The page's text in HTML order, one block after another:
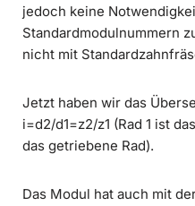
jedoch keine
Standardmodulnummern
nicht mit
Jetzt haben wir das
i=d2/d1=z2/z1 (Rad 1 ist
das getriebene Rad).
Das Modul hat auch mit